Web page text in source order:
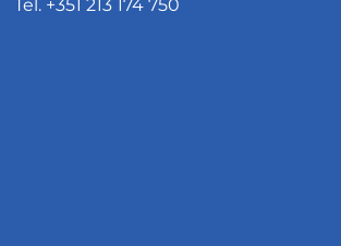
Tel. +351 213 174 750